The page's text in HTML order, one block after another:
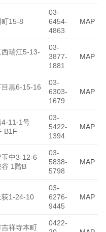
15-8
03-
6454-
4863
MAP
瑞江5-13-
03-
3877-
1881
MAP
黒6-15-16
03-
6303-
1679
MAP
4-11-1号
B1F
03-
5422-
1394
MAP
中3-12-6
谷 1階B
03-
5838-
5798
MAP
荻1-24-10
03-
6276-
9445
MAP
祥寺本町
0422-